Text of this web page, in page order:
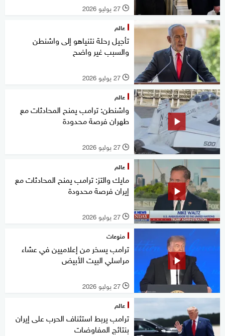
l 27 يوليو 2026
عالم
تأجيل رحلة نتنياهو إلى واشنطن
والسبب غير واضح
l 27 يوليو 2026
عالم
واشنطن: ترامب يمنح المحادثات مع
طهران فرصة محدودة
l 27 يوليو 2026
عالم
مايك والتز: ترامب يمنح المحادثات مع
إيران فرصة محدودة
l 27 يوليو 2026
منوعات
ترامب يسخر من إعلاميين في عشاء
مراسلي البيت الأبيض
l 27 يوليو 2026
عالم
ترامب يربط استئناف الحرب على إيران
بنتائج المفاوضات